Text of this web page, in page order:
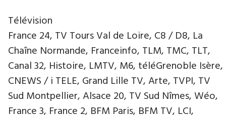
Télévision
France 24, TV Tours Val de Loire, C8 / D8, La
Chaîne Normande, Franceinfo, TLM, TMC, TLT,
Canal 32, Histoire, LMTV, M6, téléGrenoble Isère,
CNEWS / i TELE, Grand Lille TV, Arte, TVPI, TV
Sud Montpellier, Alsace 20, TV Sud Nîmes, Wéo,
France 3, France 2, BFM Paris, BFM TV, LCI,